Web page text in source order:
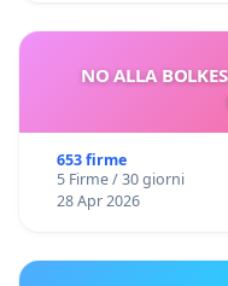
NO ALLA
653 firme
5 Firme / 30 giorni
28 Apr 2026